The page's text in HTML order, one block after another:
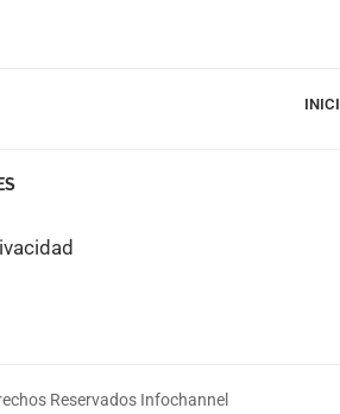
Reservados Infochannel